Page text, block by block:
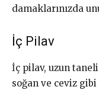
damaklarınızda
İç Pilav
İç pilav, uzun
soğan ve ceviz